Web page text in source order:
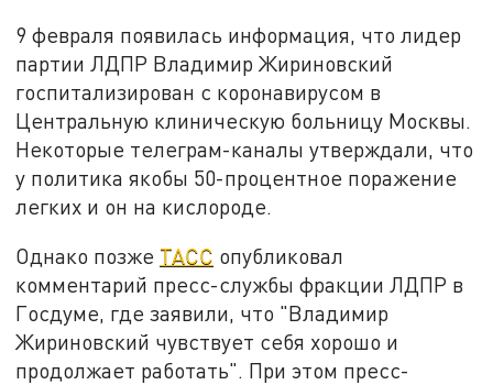
9 февраля появилась информация, что лидер
партии ЛДПР Владимир Жириновский
госпитализирован с коронавирусом в
Центральную клиническую больницу Москвы.
Некоторые телеграм-каналы утверждали, что
у политика якобы 50-процентное поражение
легких и он на кислороде.
Однако позже ТАСС опубликовал
комментарий пресс-службы фракции ЛДПР в
Госдуме, где заявили, что "Владимир
Жириновский чувствует себя хорошо и
продолжает работать". При этом пресс-